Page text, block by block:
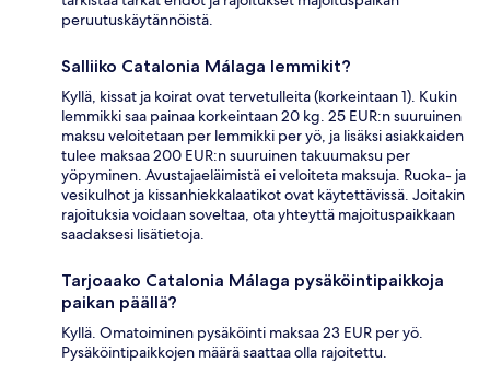
peruutuskäytännöistä.
Salliiko Catalonia Málaga lemmikit?
Kyllä, kissat ja koirat ovat tervetulleita (korkeintaan 1). Kukin
lemmikki saa painaa korkeintaan 20 kg. 25 EUR:n suuruinen
maksu veloitetaan per lemmikki per yö, ja lisäksi asiakkaiden
tulee maksaa 200 EUR:n suuruinen takuumaksu per
yöpyminen. Avustajaeläimistä ei veloiteta maksuja. Ruoka- ja
vesikulhot ja kissanhiekkalaatikot ovat käytettävissä. Joitakin
rajoituksia voidaan soveltaa, ota yhteyttä majoituspaikkaan
saadaksesi lisätietoja.
Tarjoaako Catalonia Málaga pysäköintipaikkoja
paikan päällä?
Kyllä. Omatoiminen pysäköinti maksaa 23 EUR per yö.
Pysäköintipaikkojen määrä saattaa olla rajoitettu.